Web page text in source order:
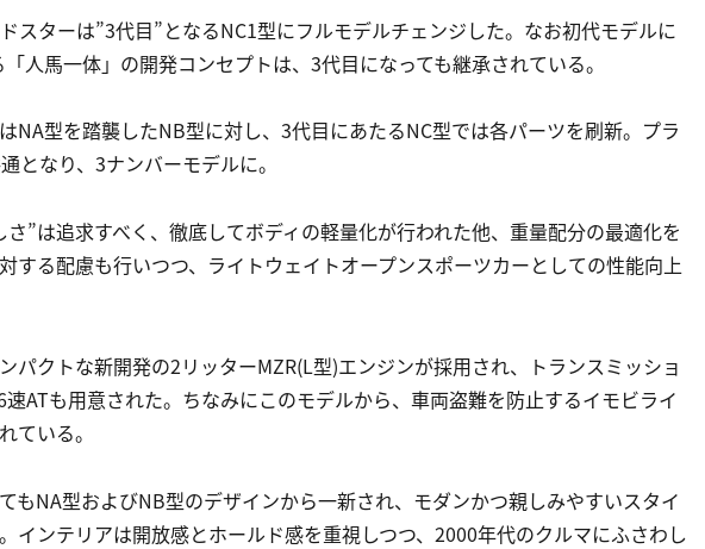
スターは”3代目”となるNC1型にフルモデルチェンジした。なお初代モデルに
人馬一体」の開発コンセプトは、3代目になっても継承されている。
NA型を踏襲したNB型に対し、3代目にあたるNC型では各パーツを刷新。プラ
となり、3ナンバーモデルに。
さ”は追求すべく、徹底してボディの軽量化が行われた他、重量配分の最適化を
する配慮も行いつつ、ライトウェイトオープンスポーツカーとしての性能向上
パクトな新開発の2リッターMZR(L型)エンジンが採用され、トランスミッショ
ATも用意された。ちなみにこのモデルから、車両盗難を防止するイモビライ
ている。
もNA型およびNB型のデザインから一新され、モダンかつ親しみやすいスタイ
インテリアは開放感とホールド感を重視しつつ、2000年代のクルマにふさわし